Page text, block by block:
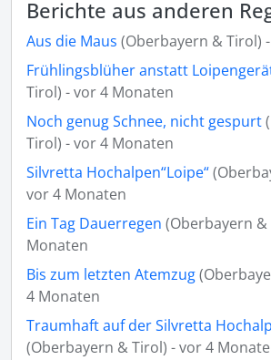
Berichte aus anderen
Aus die Maus (Oberbayern & Tirol)
Frühlingsblüher anstatt
Tirol) - vor 4 Monaten
Noch genug Schnee, nicht gespurt
Tirol) - vor 4 Monaten
Silvretta Hochalpen“Loipe“
vor 4 Monaten
Ein Tag Dauerregen (Oberbayern
Monaten
Bis zum letzten Atemzug
4 Monaten
Traumhaft auf der Silvretta
(Oberbayern & Tirol) - vor 4